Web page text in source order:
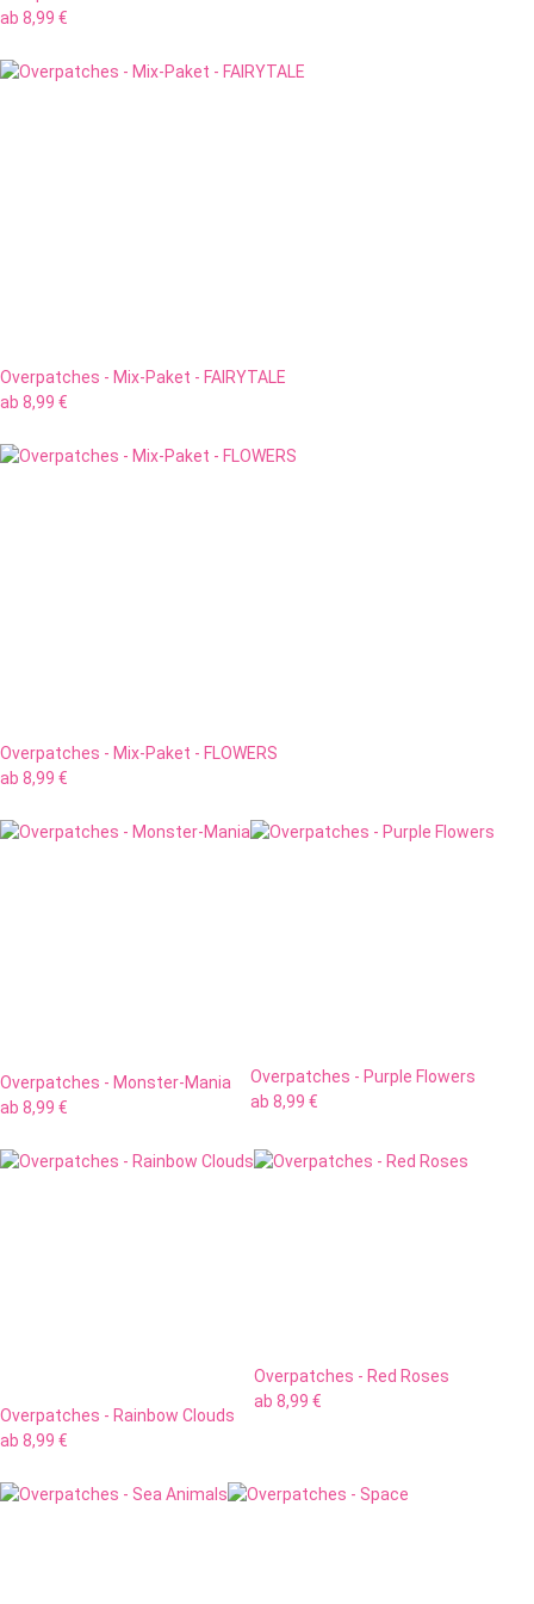
ab 8,99 €
Overpatches - Mix-Paket - FAIRYTALE
ab 8,99 €
Overpatches - Mix-Paket - FLOWERS
ab 8,99 €
Overpatches - Monster-Mania
ab 8,99 €
Overpatches - Purple Flowers
ab 8,99 €
Overpatches - Rainbow Clouds
ab 8,99 €
Overpatches - Red Roses
ab 8,99 €